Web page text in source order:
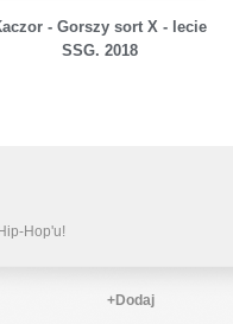
- Gorszy sort X - lecie
SSG. 2018
Hop'u!
+Dodaj